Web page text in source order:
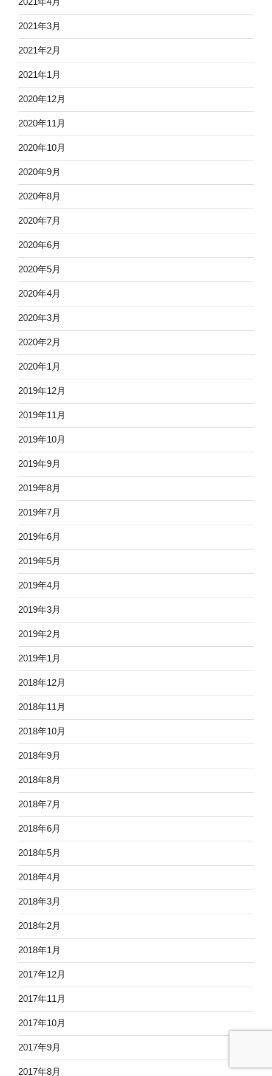
2021年3月
2021年2月
2021年1月
2020年12月
2020年11月
2020年10月
2020年9月
2020年8月
2020年7月
2020年6月
2020年5月
2020年4月
2020年3月
2020年2月
2020年1月
2019年12月
2019年11月
2019年10月
2019年9月
2019年8月
2019年7月
2019年6月
2019年5月
2019年4月
2019年3月
2019年2月
2019年1月
2018年12月
2018年11月
2018年10月
2018年9月
2018年8月
2018年7月
2018年6月
2018年5月
2018年4月
2018年3月
2018年2月
2018年1月
2017年12月
2017年11月
2017年10月
2017年9月
2017年8月